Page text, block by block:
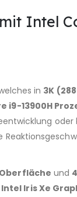
Intel
in 3K
i9-13900H
und
Intel Iris Xe